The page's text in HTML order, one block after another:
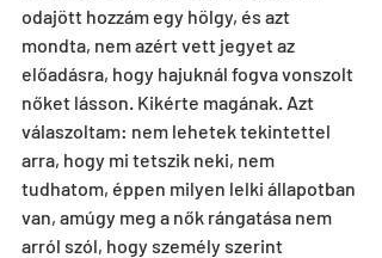
odajött hozzám egy hölgy, és azt
mondta, nem azért vett jegyet az
előadásra, hogy hajuknál fogva vonszolt
nőket lásson. Kikérte magának. Azt
válaszoltam: nem lehetek tekintettel
arra, hogy mi tetszik neki, nem
tudhatom, éppen milyen lelki állapotban
van, amúgy meg a nők rángatása nem
arról szól, hogy személy szerint